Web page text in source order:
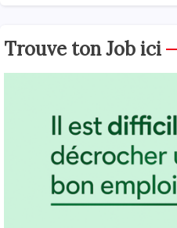
Trouve ton Job ici